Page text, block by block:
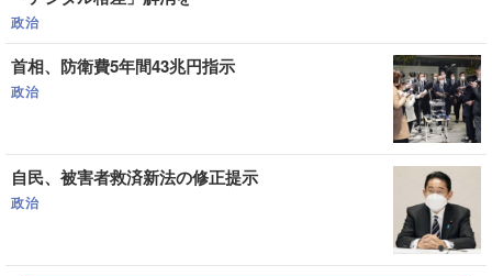
政治
首相、防衛費5年間43兆円指示
政治
自民、被害者救済新法の修正提示
政治